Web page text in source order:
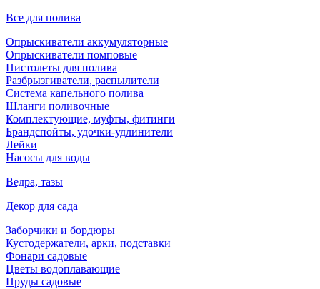
Все для полива
Опрыскиватели аккумуляторные
Опрыскиватели помповые
Пистолеты для полива
Разбрызгиватели, распылители
Система капельного полива
Шланги поливочные
Комплектующие, муфты, фитинги
Брандспойты, удочки-удлинители
Лейки
Насосы для воды
Ведра, тазы
Декор для сада
Заборчики и бордюры
Кустодержатели, арки, подставки
Фонари садовые
Цветы водоплавающие
Пруды садовые